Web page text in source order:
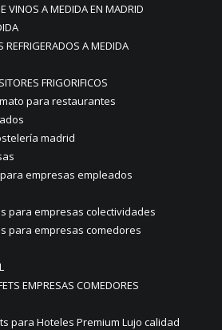
VINOS A MEDIDA EN MADRID
REFRIGERADOS A MEDIDA
FRIGORIFICOS
para restaurantes
madrid
empresas empleados
para empresas colectividades
para empresas comedores
EMPRESAS COMEDORES
para Hoteles Premium Lujo calidad